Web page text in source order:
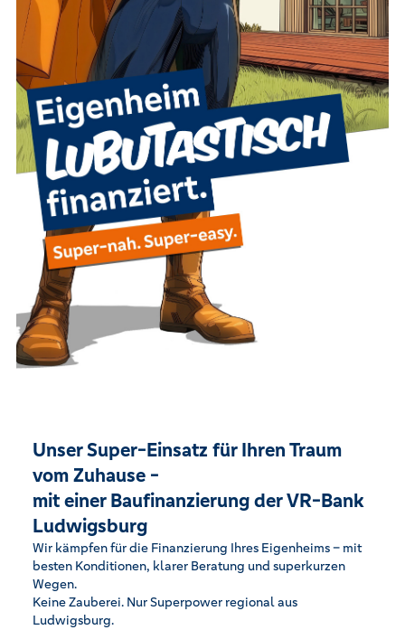
Unser Super-Einsatz für Ihren Traum
vom Zuhause -
mit einer Baufinanzierung der VR-Bank
Ludwigsburg
Wir kämpfen für die Finanzierung Ihres Eigenheims – mit
besten Konditionen, klarer Beratung und superkurzen
Wegen.
Keine Zauberei. Nur Superpower regional aus
Ludwigsburg.